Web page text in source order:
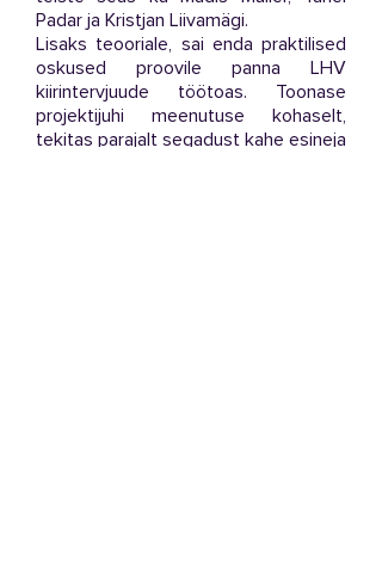
Padar ja Kristjan Liivamägi.
Lisaks teooriale, sai enda praktilised
oskused proovile panna LHV
kiirintervjuude töötoas. Toonase
projektijuhi meenutuse kohaselt,
tekitas parajalt segadust kahe esineja